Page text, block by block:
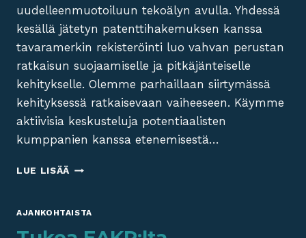
uudelleenmuotoiluun tekoälyn avulla. Yhdessä
kesällä jätetyn patenttihakemuksen kanssa
tavaramerkin rekisteröinti luo vahvan perustan
ratkaisun suojaamiselle ja pitkäjänteiselle
kehitykselle. Olemme parhaillaan siirtymässä
kehityksessä ratkaisevaan vaiheeseen. Käymme
aktiivisia keskusteluja potentiaalisten
kumppanien kanssa etenemisestä…
LUE LISÄÄ TAVARAMERKKI
AJANKOHTAISTA